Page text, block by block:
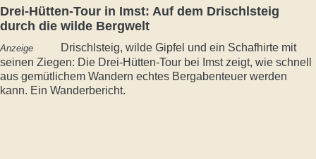
Drei-Hütten-Tour in Imst: Auf dem Drischlsteig
durch die wilde Bergwelt
Anzeige
Drischlsteig, wilde Gipfel und ein Schafhirte mit
seinen Ziegen: Die Drei-Hütten-Tour bei Imst zeigt, wie schnell
aus gemütlichem Wandern echtes Bergabenteuer werden
kann. Ein Wanderbericht.